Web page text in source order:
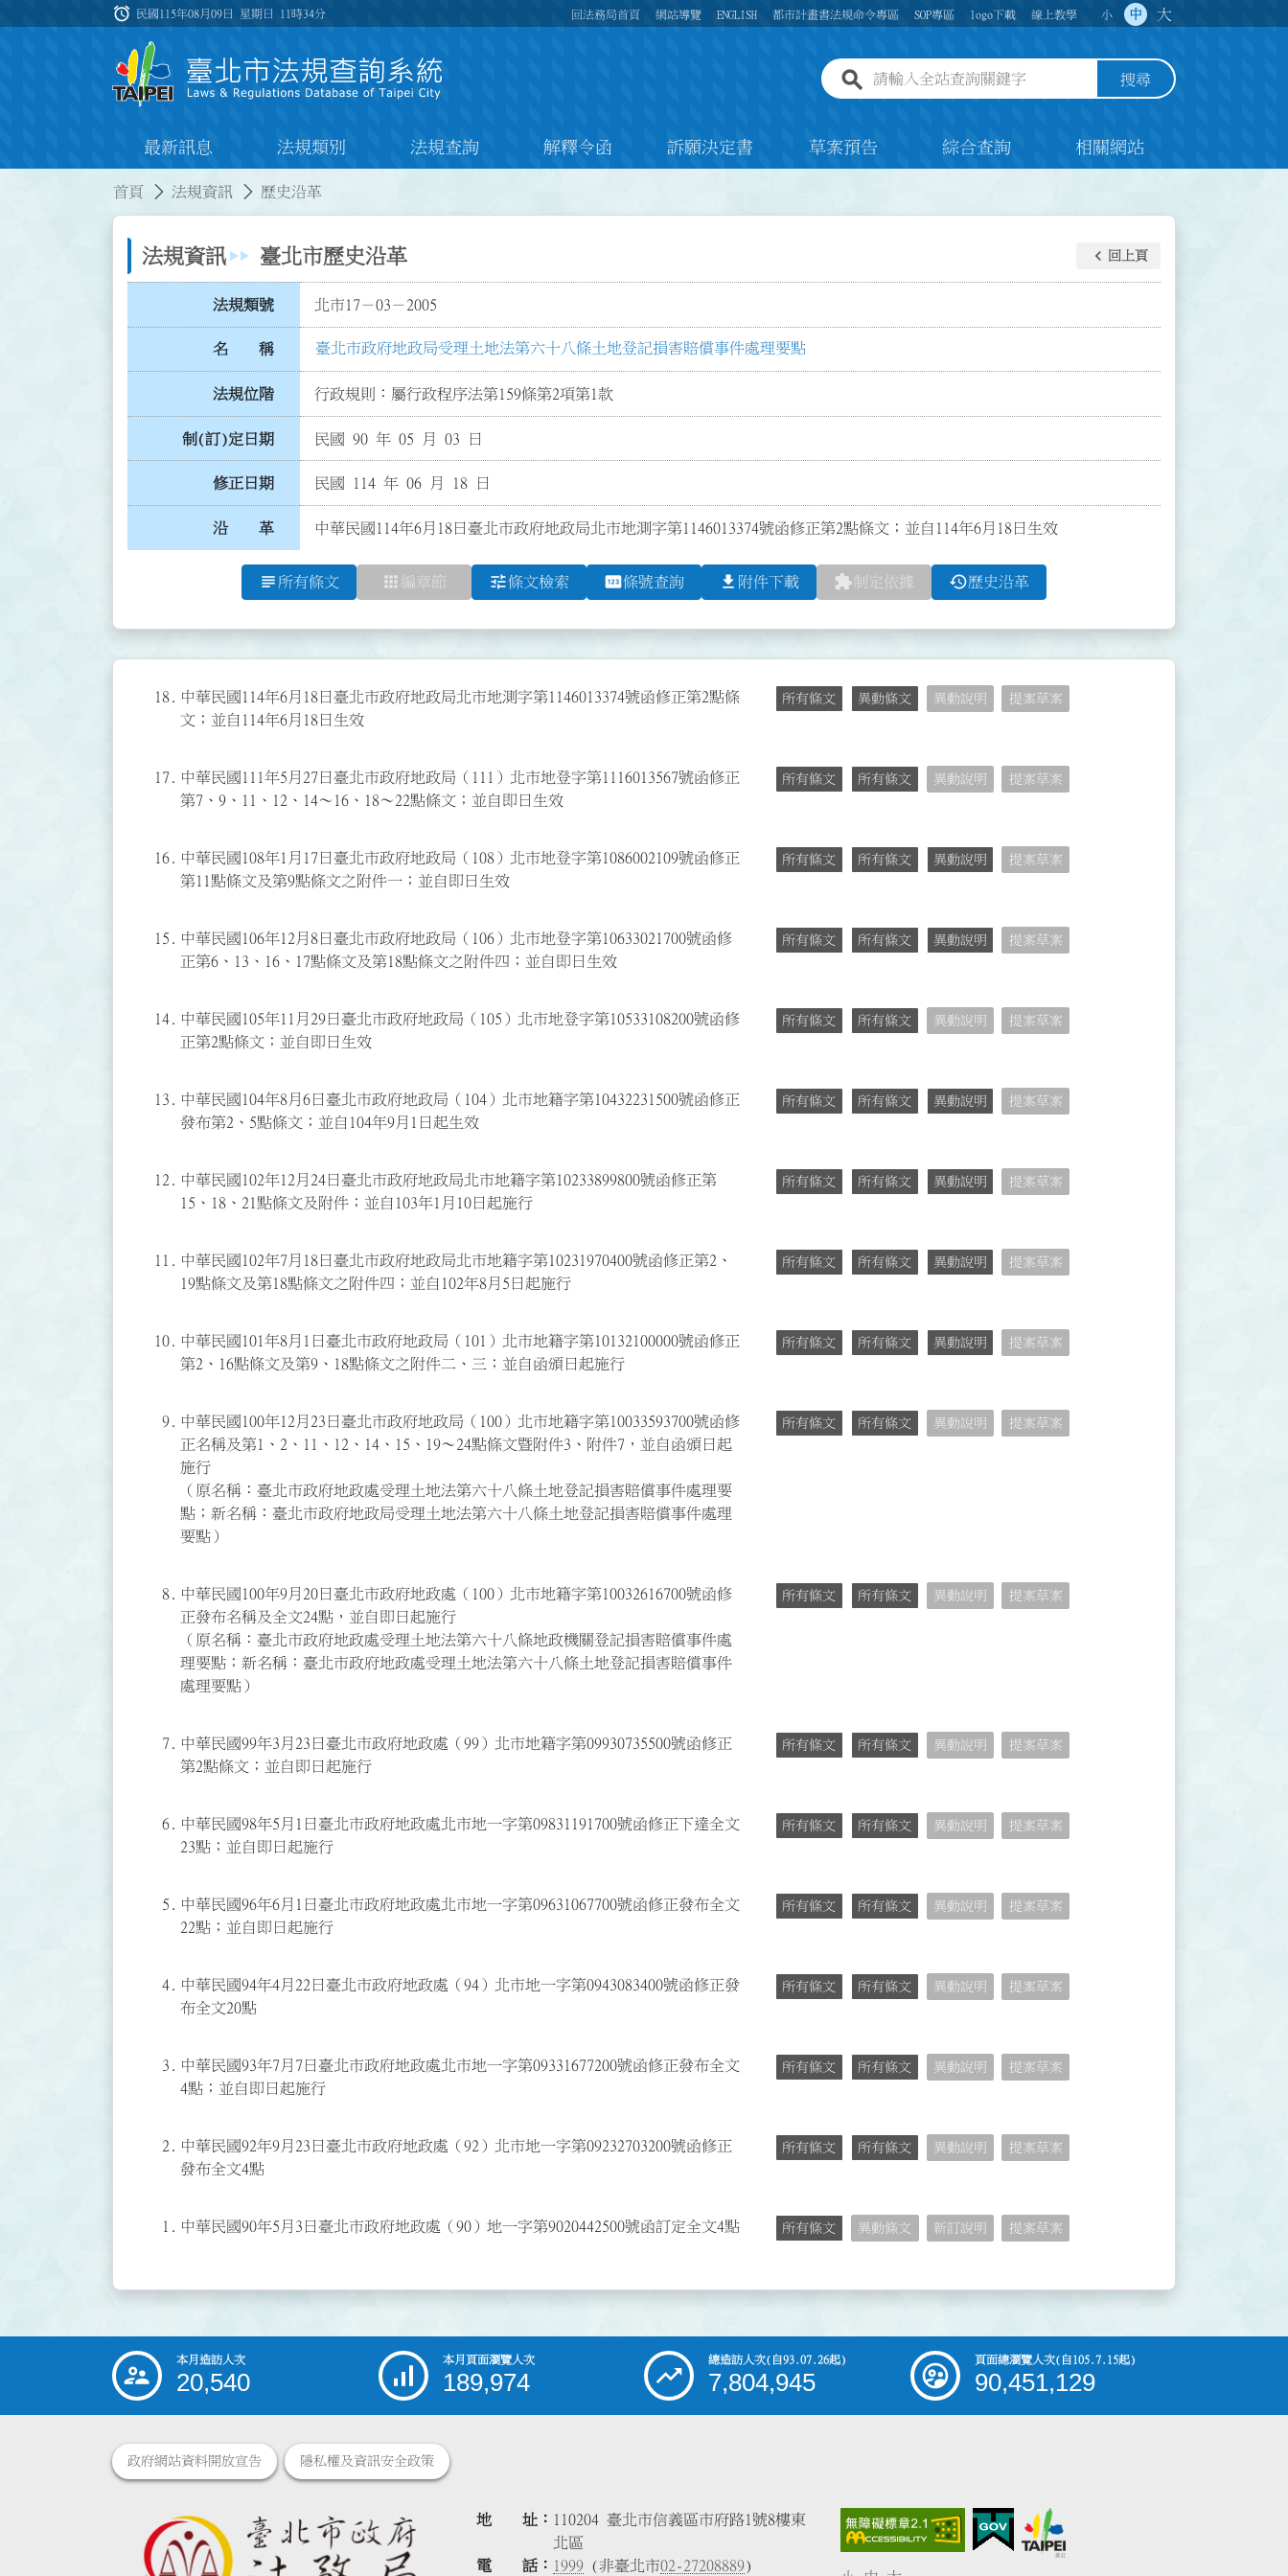
:::
alarm 民國115年08月09日 星期日 11時34分 回法務局首頁 網站導覽 ENGLISH 都市計畫書法規命令專區 SOP專區 logo下載 線上教學 小 中 大
全站查詢關鍵字欄位 搜尋
最新訊息 法規類別 法規查詢 解釋令函 訴願決定書 草案預告 綜合查詢 相關網站
首頁 法規資訊 歷史沿革
法規資訊 臺北市歷史沿革 keyboard_arrow_left 回上頁
法規類號 北市17－03－2005
名 稱 臺北市政府地政局受理土地法第六十八條土地登記損害賠償事件處理要點
法規位階 行政規則：屬行政程序法第159條第2項第1款
制(訂)定日期 民國 90 年 05 月 03 日
修正日期 民國 114 年 06 月 18 日
沿 革 中華民國114年6月18日臺北市政府地政局北市地測字第1146013374號函修正第2點條文；並自114年6月18日生效
subject 所有條文 apps 編章節 tune條文檢索 pin條號查詢 file_download 附件下載 extension制定依據 history歷史沿革
18.
中華民國114年6月18日臺北市政府地政局北市地測字第1146013374號函修正第2點條
文；並自114年6月18日生效
所有條文 異動條文 異動說明 提案草案
17.
中華民國111年5月27日臺北市政府地政局（111）北市地登字第1116013567號函修正
第7、9、11、12、14～16、18～22點條文；並自即日生效
所有條文 所有條文 異動說明 提案草案
16.
中華民國108年1月17日臺北市政府地政局（108）北市地登字第1086002109號函修正
第11點條文及第9點條文之附件一；並自即日生效
所有條文 所有條文 異動說明 提案草案
15.
中華民國106年12月8日臺北市政府地政局（106）北市地登字第10633021700號函修
正第6、13、16、17點條文及第18點條文之附件四；並自即日生效
所有條文 所有條文 異動說明 提案草案
14.
中華民國105年11月29日臺北市政府地政局（105）北市地登字第10533108200號函修
正第2點條文；並自即日生效
所有條文 所有條文 異動說明 提案草案
13.
中華民國104年8月6日臺北市政府地政局（104）北市地籍字第10432231500號函修正
發布第2、5點條文；並自104年9月1日起生效
所有條文 所有條文 異動說明 提案草案
12.
中華民國102年12月24日臺北市政府地政局北市地籍字第10233899800號函修正第
15、18、21點條文及附件；並自103年1月10日起施行
所有條文 所有條文 異動說明 提案草案
11.
中華民國102年7月18日臺北市政府地政局北市地籍字第10231970400號函修正第2、
19點條文及第18點條文之附件四；並自102年8月5日起施行
所有條文 所有條文 異動說明 提案草案
10.
中華民國101年8月1日臺北市政府地政局（101）北市地籍字第10132100000號函修正
第2、16點條文及第9、18點條文之附件二、三；並自函頒日起施行
所有條文 所有條文 異動說明 提案草案
9.
中華民國100年12月23日臺北市政府地政局（100）北市地籍字第10033593700號函修
正名稱及第1、2、11、12、14、15、19～24點條文暨附件3、附件7，並自函頒日起
施行
（原名稱：臺北市政府地政處受理土地法第六十八條土地登記損害賠償事件處理要
點；新名稱：臺北市政府地政局受理土地法第六十八條土地登記損害賠償事件處理
要點）
所有條文 所有條文 異動說明 提案草案
8.
中華民國100年9月20日臺北市政府地政處（100）北市地籍字第10032616700號函修
正發布名稱及全文24點，並自即日起施行
（原名稱：臺北市政府地政處受理土地法第六十八條地政機關登記損害賠償事件處
理要點；新名稱：臺北市政府地政處受理土地法第六十八條土地登記損害賠償事件
處理要點）
所有條文 所有條文 異動說明 提案草案
7.
中華民國99年3月23日臺北市政府地政處（99）北市地籍字第09930735500號函修正
第2點條文；並自即日起施行
所有條文 所有條文 異動說明 提案草案
6.
中華民國98年5月1日臺北市政府地政處北市地一字第09831191700號函修正下達全文
23點；並自即日起施行
所有條文 所有條文 異動說明 提案草案
5.
中華民國96年6月1日臺北市政府地政處北市地一字第09631067700號函修正發布全文
22點；並自即日起施行
所有條文 所有條文 異動說明 提案草案
4.
中華民國94年4月22日臺北市政府地政處（94）北市地一字第0943083400號函修正發
布全文20點
所有條文 所有條文 異動說明 提案草案
3.
中華民國93年7月7日臺北市政府地政處北市地一字第09331677200號函修正發布全文
4點；並自即日起施行
所有條文 所有條文 異動說明 提案草案
2.
中華民國92年9月23日臺北市政府地政處（92）北市地一字第09232703200號函修正
發布全文4點
所有條文 所有條文 異動說明 提案草案
1. 中華民國90年5月3日臺北市政府地政處（90）地一字第9020442500號函訂定全文4點 所有條文 異動條文 新訂說明 提案草案
::: 本月造訪人次
20,540
本月頁面瀏覽人次
189,974
總造訪人次(自93.07.26起)
7,804,945
頁面總瀏覽人次(自105.7.15起)
90,451,129
政府網站資料開放宣告 隱私權及資訊安全政策
地 址
110204 臺北市信義區市府路1號8樓東
北區
電 話
1999 (非臺北市02-27208889)